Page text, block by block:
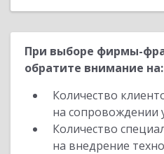
При выборе фирмы-
обратите внимание на:
Количество
на сопровождении
Количество
на внедрение